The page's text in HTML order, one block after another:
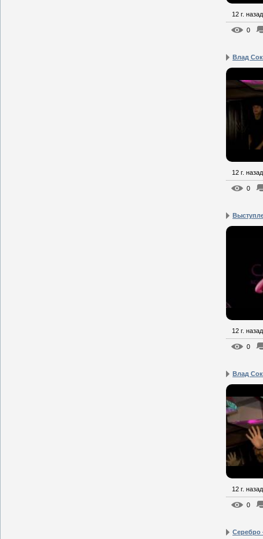
12 г. назад
0
Влад
12 г. назад
0
12 г. назад
0
Влад
12 г. назад
0
Серебро